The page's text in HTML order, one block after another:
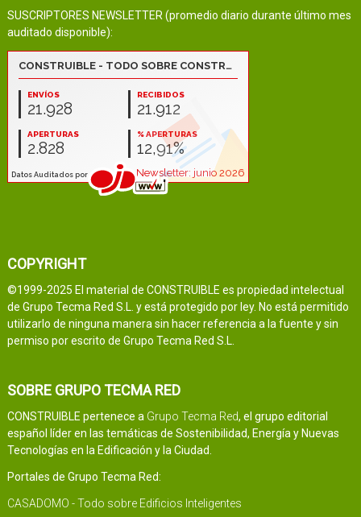
SUSCRIPTORES NEWSLETTER (promedio diario durante último mes
auditado disponible):
COPYRIGHT
©1999-2025 El material de CONSTRUIBLE es propiedad intelectual
de Grupo Tecma Red S.L. y está protegido por ley. No está permitido
utilizarlo de ninguna manera sin hacer referencia a la fuente y sin
permiso por escrito de Grupo Tecma Red S.L.
SOBRE GRUPO TECMA RED
CONSTRUIBLE pertenece a Grupo Tecma Red, el grupo editorial
español líder en las temáticas de Sostenibilidad, Energía y Nuevas
Tecnologías en la Edificación y la Ciudad.
Portales de Grupo Tecma Red:
CASADOMO - Todo sobre Edificios Inteligentes